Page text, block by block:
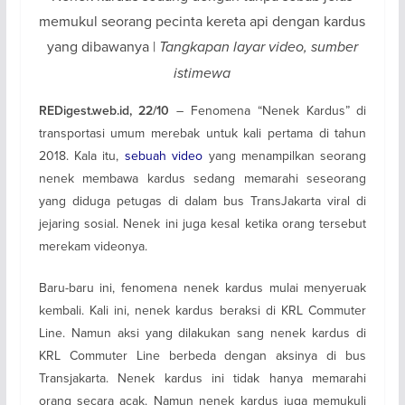
memukul seorang pecinta kereta api dengan kardus
yang dibawanya | Tangkapan layar video, sumber
istimewa
REDigest.web.id, 22/10 – Fenomena “Nenek Kardus” di
transportasi umum merebak untuk kali pertama di tahun
2018. Kala itu, sebuah video yang menampilkan seorang
nenek membawa kardus sedang memarahi seseorang
yang diduga petugas di dalam bus TransJakarta viral di
jejaring sosial. Nenek ini juga kesal ketika orang tersebut
merekam videonya.
Baru-baru ini, fenomena nenek kardus mulai menyeruak
kembali. Kali ini, nenek kardus beraksi di KRL Commuter
Line. Namun aksi yang dilakukan sang nenek kardus di
KRL Commuter Line berbeda dengan aksinya di bus
Transjakarta. Nenek kardus ini tidak hanya memarahi
orang secara acak. Namun nenek kardus juga memukuli